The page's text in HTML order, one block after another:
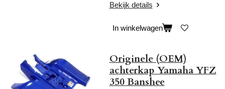
Bekijk details
In winkelwagen
Originele (OEM)
achterkap Yamaha YFZ
350 Banshee